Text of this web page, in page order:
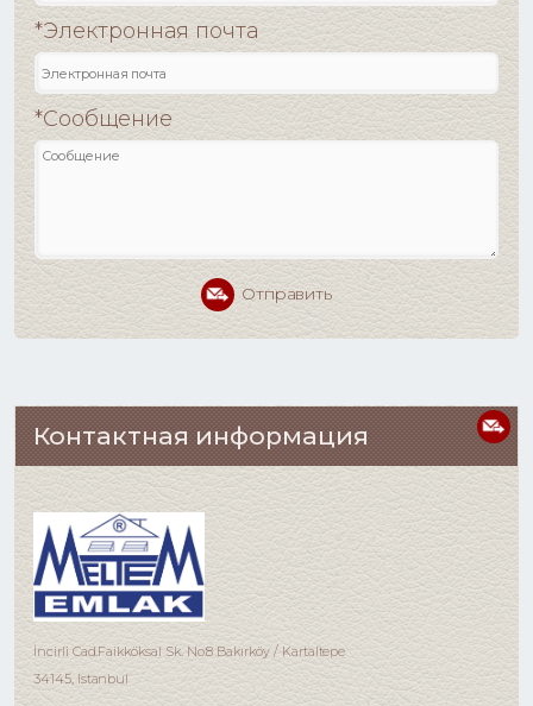
*Электронная почта
*Сообщение
Отправить
Контактная информация
İncirli Cad.Faikköksal Sk. No:8 Bakırköy / Kartaltepe
34145, Istanbul